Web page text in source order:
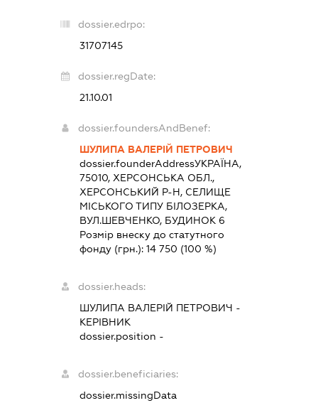
dossier.edrpo:
31707145
dossier.regDate:
21.10.01
dossier.foundersAndBenef:
ШУЛИПА ВАЛЕРІЙ ПЕТРОВИЧ
dossier.founderAddressУКРАЇНА,
75010, ХЕРСОНСЬКА ОБЛ.,
ХЕРСОНСЬКИЙ Р-Н, СЕЛИЩЕ
МІСЬКОГО ТИПУ БІЛОЗЕРКА,
ВУЛ.ШЕВЧЕНКО, БУДИНОК 6
Розмір внеску до статутного
фонду (грн.): 14 750 (100 %)
dossier.heads:
ШУЛИПА ВАЛЕРІЙ ПЕТРОВИЧ -
КЕРІВНИК
dossier.position -
dossier.beneficiaries:
dossier.missingData